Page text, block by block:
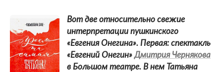
Вот две относительно свежие
интерпретации пушкинского
«Евгения Онегина». Первая: спектакль
«Евгений Онегин»Дмитрия Чернякова
в Большом театре. В нем Татьяна